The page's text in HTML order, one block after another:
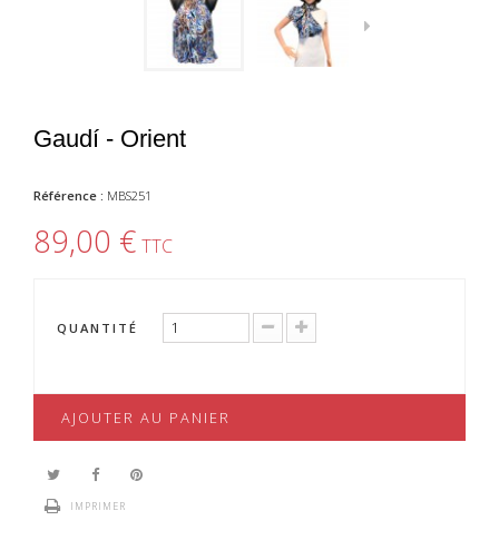
Gaudí - Orient
Référence : MBS251
89,00 € TTC
QUANTITÉ
AJOUTER AU PANIER
IMPRIMER